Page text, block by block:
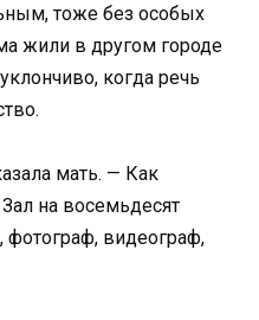
тоже без особых
жили в другом городе
когда речь
мать. — Как
на восемьдесят
фотограф, видеограф,